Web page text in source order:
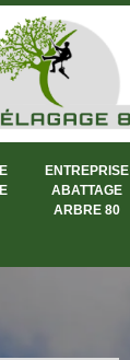
ENTREPRISE
ABATTAGE
ARBRE 80